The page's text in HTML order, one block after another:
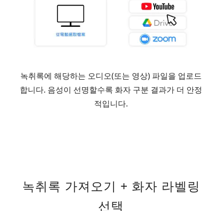
녹취록에 해당하는 오디오(또는 영상) 파일을 업로드
합니다. 음성이 선명할수록 화자 구분 결과가 더 안정
적입니다.
녹취록 가져오기 + 화자 라벨링
선택